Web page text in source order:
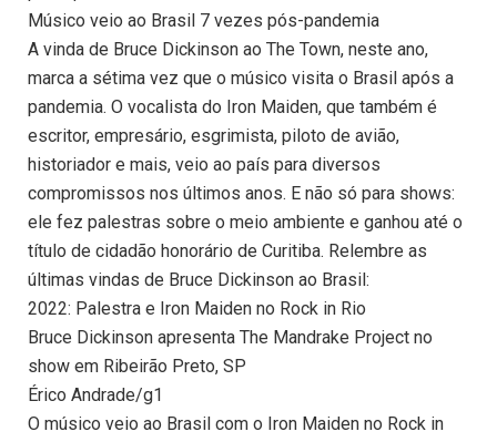
Músico veio ao Brasil 7 vezes pós-pandemia
A vinda de Bruce Dickinson ao The Town, neste ano,
marca a sétima vez que o músico visita o Brasil após a
pandemia. O vocalista do Iron Maiden, que também é
escritor, empresário, esgrimista, piloto de avião,
historiador e mais, veio ao país para diversos
compromissos nos últimos anos. E não só para shows:
ele fez palestras sobre o meio ambiente e ganhou até o
título de cidadão honorário de Curitiba. Relembre as
últimas vindas de Bruce Dickinson ao Brasil:
2022: Palestra e Iron Maiden no Rock in Rio
Bruce Dickinson apresenta The Mandrake Project no
show em Ribeirão Preto, SP
Érico Andrade/g1
O músico veio ao Brasil com o Iron Maiden no Rock in